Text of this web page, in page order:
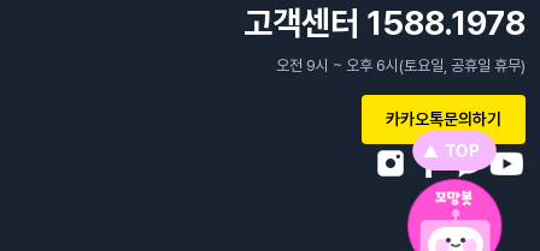
고객센터 1588.1978
오전 9시 ~ 오후 6시(토요일, 공휴일 휴무)
카카오톡문의하기